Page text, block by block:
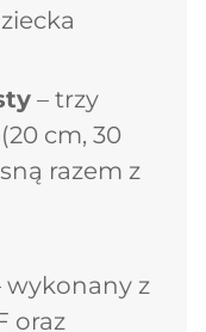
– trzy
cm, 30
razem z
wykonany z
oraz